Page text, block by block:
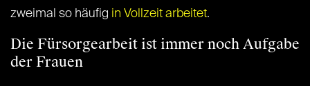
zweimal so häufig in Vollzeit arbeitet.
Die Fürsorgearbeit ist immer noch Aufgabe
der Frauen